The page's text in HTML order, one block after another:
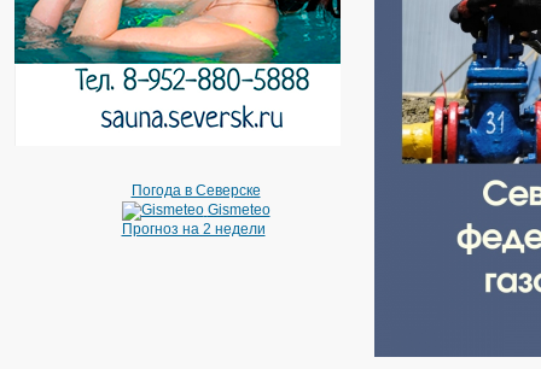
Погода в Северске
Gismeteo
Прогноз на 2 недели